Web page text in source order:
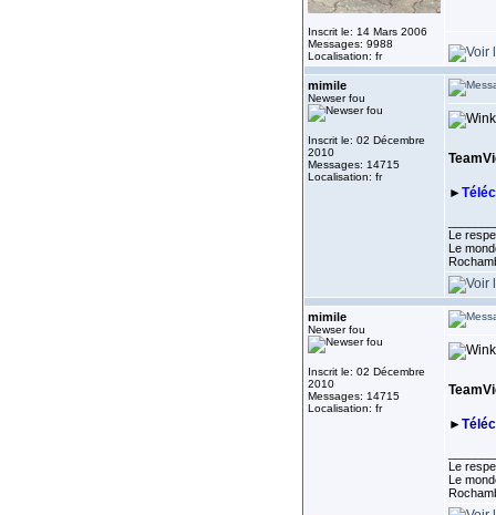
Inscrit le: 14 Mars 2006
Messages: 9988
Localisation: fr
mimile
Newser fou
Inscrit le: 02 Décembre
2010
Messages: 14715
Localisation: fr
►
Le
Le
mimile
Newser fou
Inscrit le: 02 Décembre
2010
Messages: 14715
Localisation: fr
►
Le
Le